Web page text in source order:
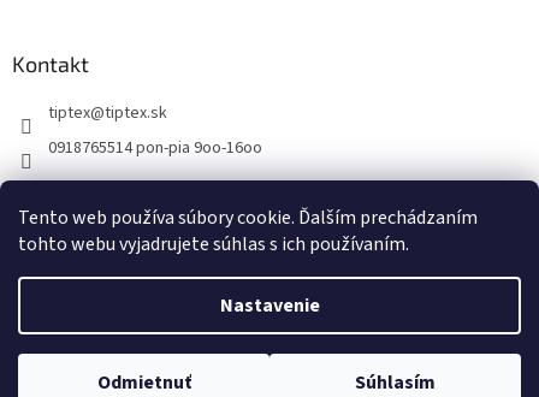
Tento web používa súbory cookie. Ďalším prechádzaním
tohto webu vyjadrujete súhlas s ich používaním.
Nastavenie
Odmietnuť Súhlasím
Kontakt
tiptex@tiptex.sk
0918765514 pon-pia 9oo-16oo
Copyright 2026TipTex. Všetky práva vyhradené.Upraviť nastavenie